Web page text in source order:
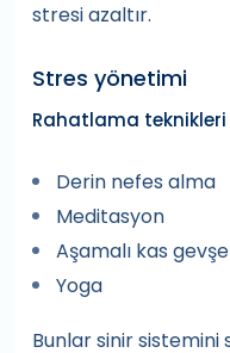
stresi azaltır.
Stres yönetimi
Rahatlama teknikleri
Derin nefes alma
Meditasyon
Aşamalı kas
Yoga
Bunlar sinir